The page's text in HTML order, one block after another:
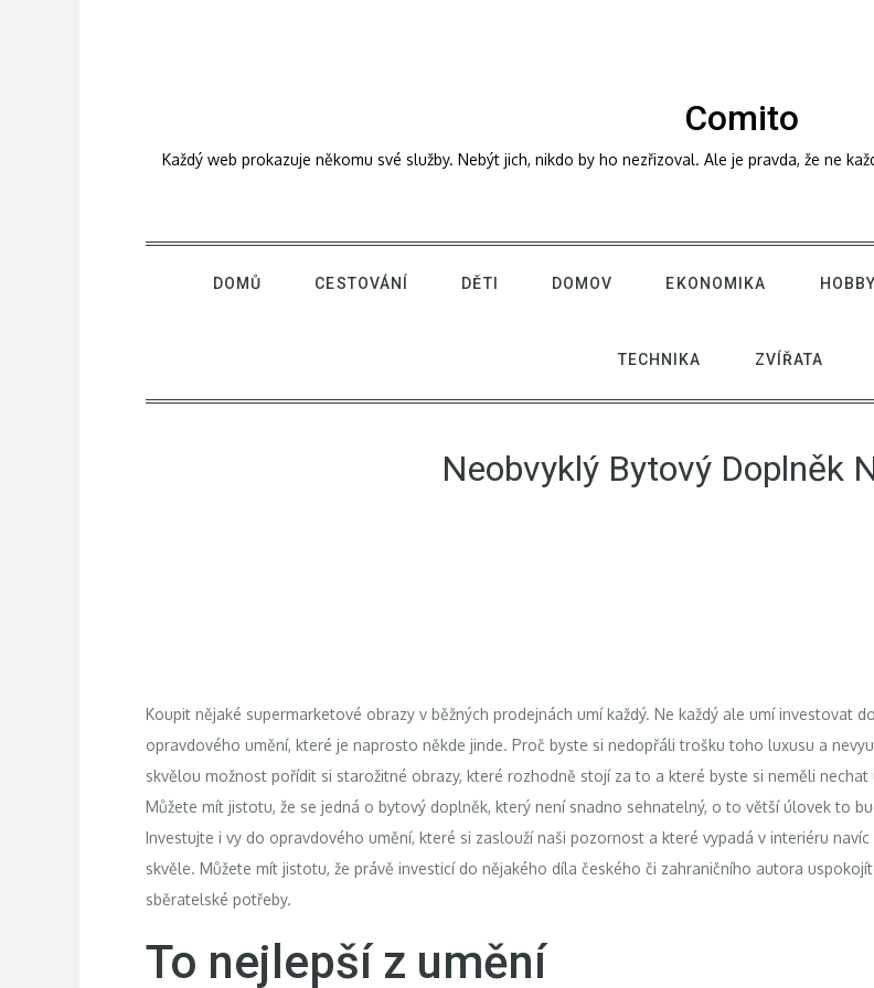
Comito
Každý web prokazuje někomu své služby. Nebýt jich, nikdo by ho nezřizoval. Ale je pravda, že ne
DOMŮ CESTOVÁNÍ DĚTI DOMOV EKONOMIKA HOBBY
TECHNIKA ZVÍŘATA
Neobvyklý Bytový Doplněk
Koupit nějaké supermarketové obrazy v běžných prodejnách umí každý. Ne každý ale umí investovat do
opravdového umění, které je naprosto někde jinde. Proč byste si nedopřáli trošku toho luxusu a
skvělou možnost pořídit si starožitné obrazy, které rozhodně stojí za to a které byste si neměli nechat
Můžete mít jistotu, že se jedná o bytový doplněk, který není snadno sehnatelný, o to větší úlovek to
Investujte i vy do opravdového umění, které si zaslouží naši pozornost a které vypadá v interiéru
skvěle. Můžete mít jistotu, že právě investicí do nějakého díla českého či zahraničního autora
sběratelské potřeby.
To nejlepší z umění